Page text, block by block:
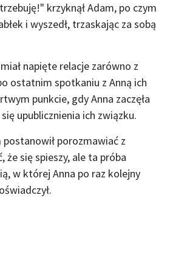
krzyknął Adam, po czym
i wyszedł, trzaskając za sobą
napięte relacje zarówno z
ostatnim spotkaniu z Anną ich
punkcie, gdy Anna zaczęła
upublicznienia ich związku.
porozmawiać z
że się spieszy, ale ta próba
w której Anna po raz kolejny